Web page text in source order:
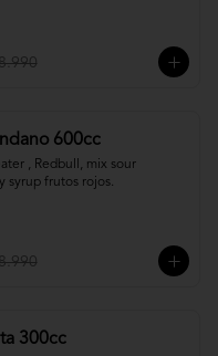
600cc
, Redbull, mix sour
syrup frutos rojos.
300cc